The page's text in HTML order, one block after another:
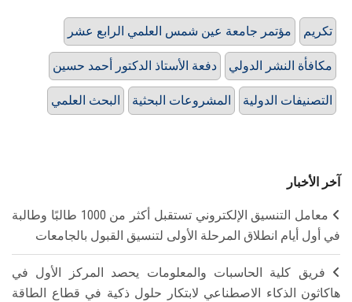
مؤتمر جامعة عين شمس العلمي الرابع عشر تكريم
دفعة الأستاذ الدكتور أحمد حسين مكافأة النشر الدولي
البحث العلمي المشروعات البحثية التصنيفات الدولية
آخر الأخبار
معامل التنسيق الإلكتروني تستقبل أكثر من 1000 طالبًا وطالبة
في أول أيام انطلاق المرحلة الأولى لتنسيق القبول بالجامعات
فريق كلية الحاسبات والمعلومات يحصد المركز الأول في
هاكاثون الذكاء الاصطناعي لابتكار حلول ذكية في قطاع الطاقة